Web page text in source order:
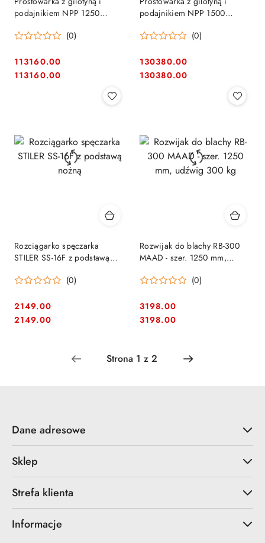
podajnikiem NPP 1250
(0)
Cena:
113160.00
Cena:
113160.00
podajnikiem NPP 1500
(0)
Cena:
130380.00
Cena:
130380.00
Rozciągarko spęczarka
STILER SS-16F z podstawą
(0)
Cena:
2149.00
Cena:
2149.00
Rozwijak do blachy RB-300
MAAD - szer. 1250 mm,
(0)
Cena:
3198.00
Cena:
3198.00
Dane adresowe
Sklep
Strefa klienta
Informacje